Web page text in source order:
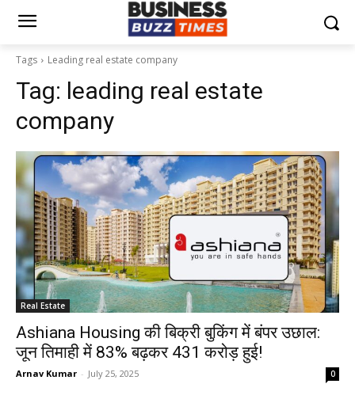
Tags Leading real estate company
Tag: leading real estate
company
Real Estate
Ashiana Housing की बिक्री बुकिंग में बंपर उछाल:
जून तिमाही में 83% बढ़कर ₹431 करोड़ हुई!
Arnav Kumar - July 25, 2025 0